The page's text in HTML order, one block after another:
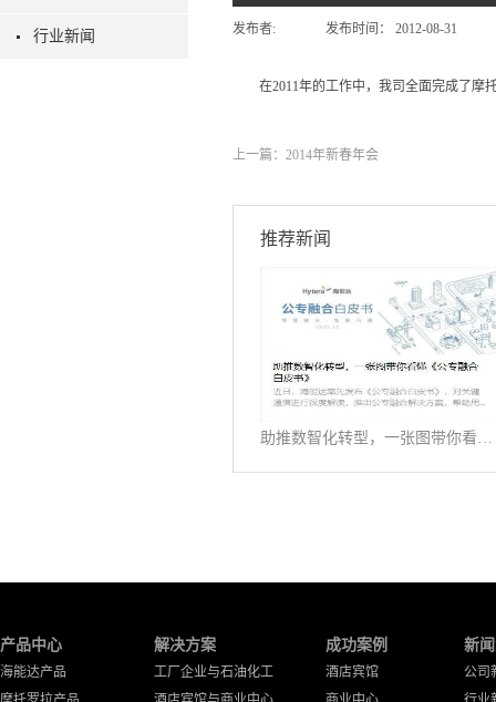
行业新闻 发布者: 发布时间： 2012-08-31
在2011年的工作中，我司全面完成了摩
上一篇： 2014年新春年会
推荐新闻
助推数智化转型，一张图带你看懂《公专融合白皮书》
产品中心
海能达产品
解决方案
工厂企业与石油化工
成功案例
酒店宾馆
新
公司